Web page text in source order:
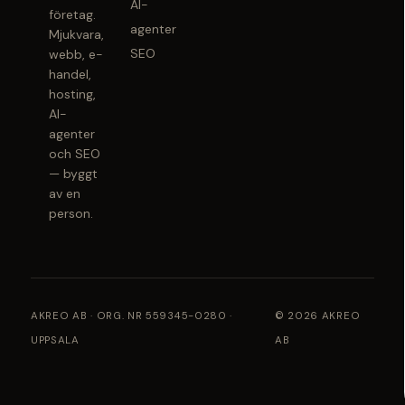
företag.
Mjukvara,
webb, e-
handel,
hosting,
AI-
agenter
och SEO
— byggt
av en
person.
AI-
agenter
SEO
AKREO AB · ORG. NR 559345-0280 ·
UPPSALA
© 2026 AKREO
AB